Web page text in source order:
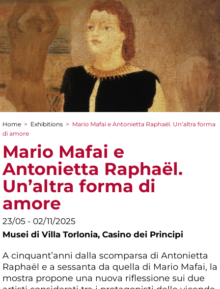
You are here
Home > Exhibitions > Mario Mafai e Antonietta Raphaël. Un’altra forma
di amore
Mario Mafai e
Antonietta Raphaël.
Un’altra forma di
amore
23/05 - 02/11/2025
Musei di Villa Torlonia, Casino dei Principi
A cinquant’anni dalla scomparsa di Antonietta
Raphaël e a sessanta da quella di Mario Mafai, la
mostra propone una nuova riflessione sui due